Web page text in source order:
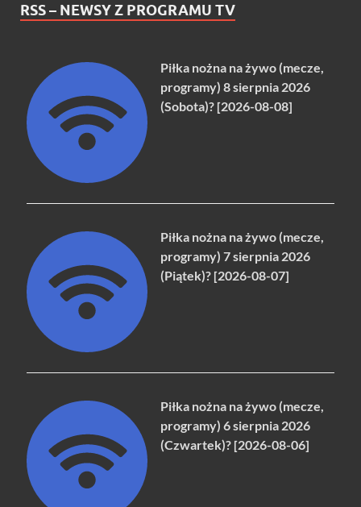
RSS – NEWSY Z PROGRAMU TV
Piłka nożna na żywo (mecze,
programy) 8 sierpnia 2026
(Sobota)? [2026-08-08]
Piłka nożna na żywo (mecze,
programy) 7 sierpnia 2026
(Piątek)? [2026-08-07]
Piłka nożna na żywo (mecze,
programy) 6 sierpnia 2026
(Czwartek)? [2026-08-06]